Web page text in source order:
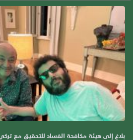
بلاغ إلى هيئة مكافحة الفساد للتحقيق مع